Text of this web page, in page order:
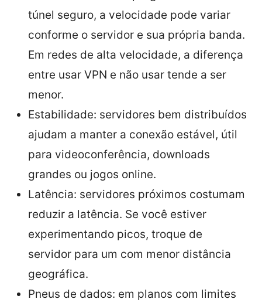
túnel seguro, a velocidade pode variar
conforme o servidor e sua própria banda.
Em redes de alta velocidade, a diferença
entre usar VPN e não usar tende a ser
menor.
Estabilidade: servidores bem distribuídos
ajudam a manter a conexão estável, útil
para videoconferência, downloads
grandes ou jogos online.
Latência: servidores próximos costumam
reduzir a latência. Se você estiver
experimentando picos, troque de
servidor para um com menor distância
geográfica.
Pneus de dados: em planos com limites